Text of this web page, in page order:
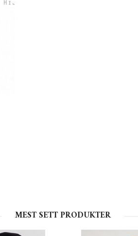
MEST SETT PRODUKTER